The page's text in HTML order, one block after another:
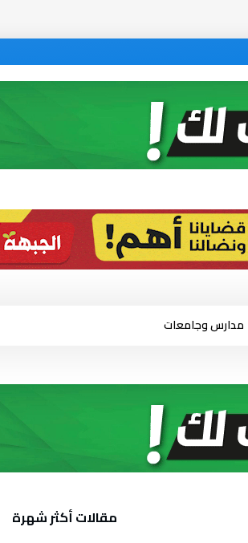
مدارس وجامعات
مقالات أكثر شهرة